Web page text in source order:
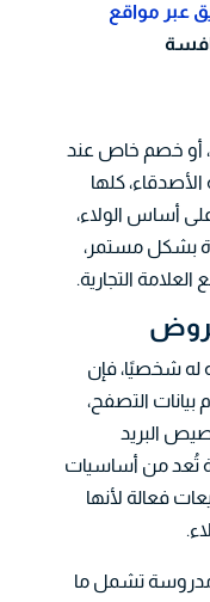
عبر مواقع
أو خصم خاص عند
الأصدقاء، كلها
على أساس الولاء،
بشكل مستمر،
التجارية.
له شخصيًا، فإن
بيانات التصفح،
البريد
تُعد من أساسيات
فعالة لأنها
مدروسة تشمل ما